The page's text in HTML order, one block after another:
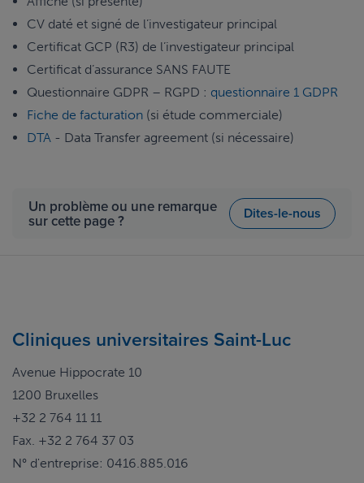
CV daté et signé de l’investigateur principal
Certificat GCP (R3) de l’investigateur principal
Certificat d’assurance SANS FAUTE
Questionnaire GDPR – RGPD : questionnaire 1 GDPR
Fiche de facturation (si étude commerciale)
DTA - Data Transfer agreement (si nécessaire)
Un problème ou une remarque
sur cette page ? Dites-le-nous
Cliniques universitaires Saint-Luc
Avenue Hippocrate 10
1200 Bruxelles
+32 2 764 11 11
Fax. +32 2 764 37 03
N° d'entreprise: 0416.885.016